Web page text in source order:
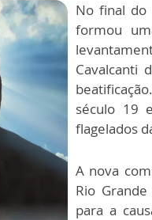
No final do
formou
Cavalcanti
século 19
flagelados
A nova
Rio
para a